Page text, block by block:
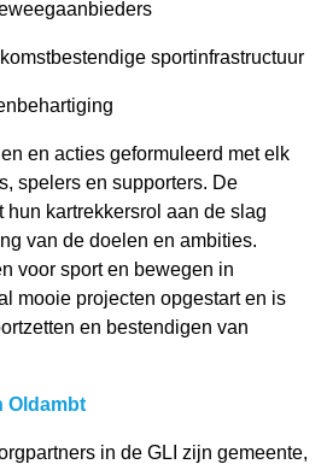
sportinfrastructuur
en acties geformuleerd met elk
spelers en supporters. De
kartrekkersrol aan de slag
van de doelen en ambities.
voor sport en bewegen in
mooie projecten opgestart en is
en bestendigen van
Oldambt
in de GLI zijn gemeente,